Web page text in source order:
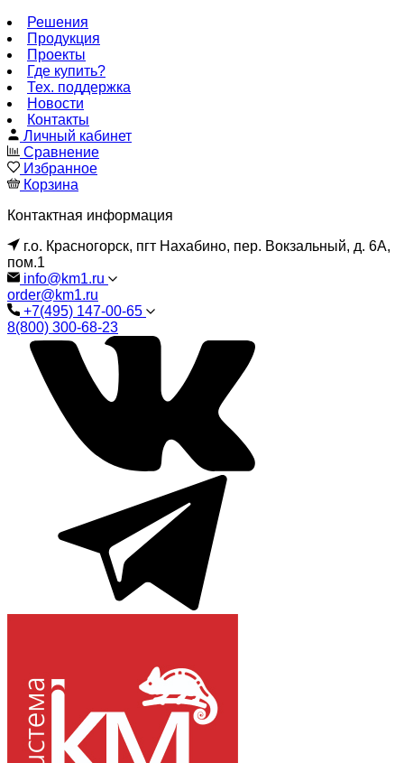
Решения
Продукция
Проекты
Где купить?
Тех. поддержка
Новости
Контакты
Личный кабинет
Сравнение
Избранное
Корзина
Контактная информация
г.о. Красногорск, пгт Нахабино, пер. Вокзальный, д. 6А,
пом.1
info@km1.ru
order@km1.ru
+7(495) 147-00-65
8(800) 300-68-23